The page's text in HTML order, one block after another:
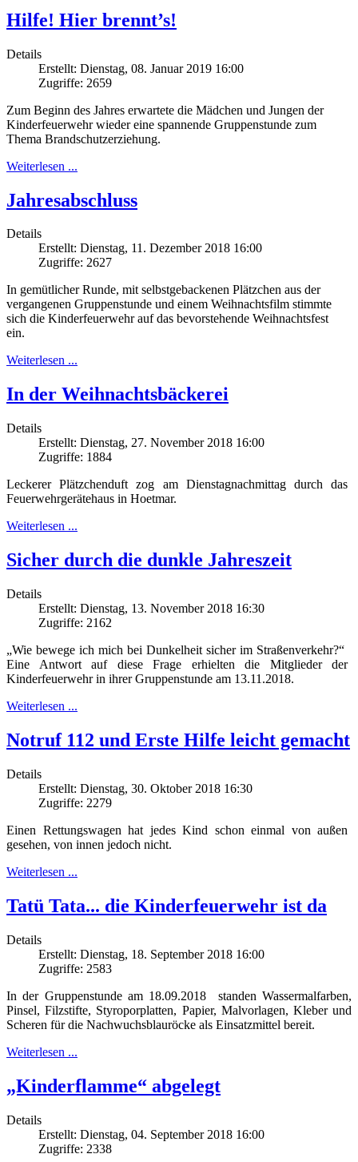
Hilfe! Hier brennt’s!
Details
Erstellt: Dienstag, 08. Januar 2019 16:00
Zugriffe: 2659
Zum Beginn des Jahres erwartete die Mädchen und Jungen der
Kinderfeuerwehr wieder eine spannende Gruppenstunde zum
Thema Brandschutzerziehung.
Weiterlesen ...
Jahresabschluss
Details
Erstellt: Dienstag, 11. Dezember 2018 16:00
Zugriffe: 2627
In gemütlicher Runde, mit selbstgebackenen Plätzchen aus der
vergangenen Gruppenstunde und einem Weihnachtsfilm stimmte
sich die Kinderfeuerwehr auf das bevorstehende Weihnachtsfest
ein.
Weiterlesen ...
In der Weihnachtsbäckerei
Details
Erstellt: Dienstag, 27. November 2018 16:00
Zugriffe: 1884
Leckerer Plätzchenduft zog am Dienstagnachmittag durch das
Feuerwehrgerätehaus in Hoetmar.
Weiterlesen ...
Sicher durch die dunkle Jahreszeit
Details
Erstellt: Dienstag, 13. November 2018 16:30
Zugriffe: 2162
„Wie bewege ich mich bei Dunkelheit sicher im Straßenverkehr?“
Eine Antwort auf diese Frage erhielten die Mitglieder der
Kinderfeuerwehr in ihrer Gruppenstunde am 13.11.2018.
Weiterlesen ...
Notruf 112 und Erste Hilfe leicht gemacht
Details
Erstellt: Dienstag, 30. Oktober 2018 16:30
Zugriffe: 2279
Einen Rettungswagen hat jedes Kind schon einmal von außen
gesehen, von innen jedoch nicht.
Weiterlesen ...
Tatü Tata... die Kinderfeuerwehr ist da
Details
Erstellt: Dienstag, 18. September 2018 16:00
Zugriffe: 2583
In der Gruppenstunde am 18.09.2018 standen Wassermalfarben,
Pinsel, Filzstifte, Styroporplatten, Papier, Malvorlagen, Kleber und
Scheren für die Nachwuchsblauröcke als Einsatzmittel bereit.
Weiterlesen ...
„Kinderflamme“ abgelegt
Details
Erstellt: Dienstag, 04. September 2018 16:00
Zugriffe: 2338